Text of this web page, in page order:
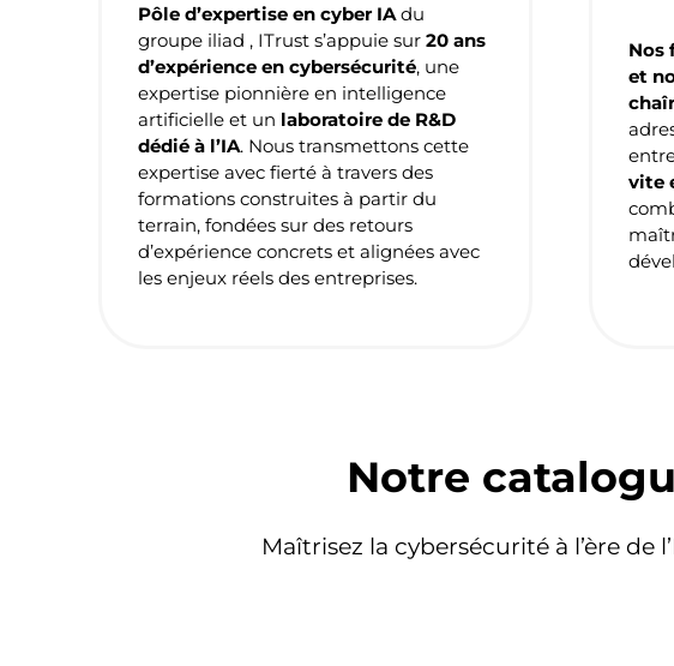
Pôle d’expertise en cyber IAdu
groupe iliad , ITrust s’appuie sur 20 ans
d’expérience en cybersécurité, une
expertise pionnière en intelligence
artificielle et un laboratoire de R&D
dédié à l’IA. Nous transmettons cette
expertise avec fierté à travers des
formations construites à partir du
terrain, fondées sur des retours
d’expérience concrets et alignées avec
les enjeux réels des entreprises.
Nos
et
vite
Notre
Maîtrisez la cybersécurité à l’ère de